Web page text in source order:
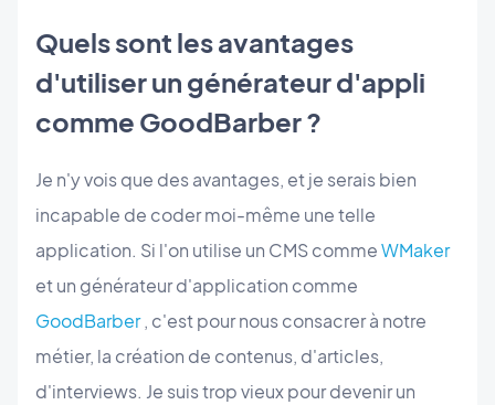
Quels sont les avantages
d'utiliser un générateur d'appli
comme GoodBarber ?
Je n'y vois que des avantages, et je serais bien
incapable de coder moi-même une telle
application. Si l'on utilise un CMS commeWMaker
et un générateur d'application comme
GoodBarber, c'est pour nous consacrer à notre
métier, la création de contenus, d'articles,
d'interviews. Je suis trop vieux pour devenir un